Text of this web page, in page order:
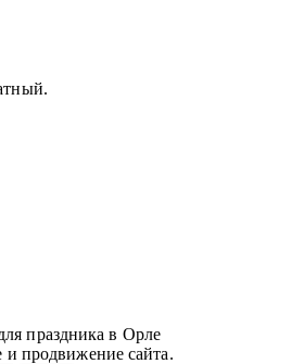
праздника в Орле
и продвижение сайта.